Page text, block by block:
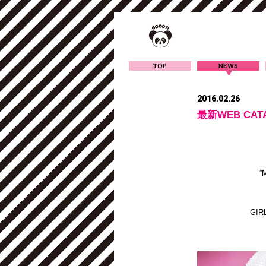
TOP NEWS
2016.02.26
最新WEB